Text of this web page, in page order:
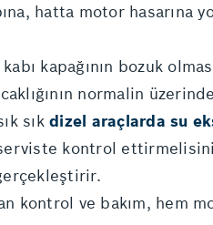
hatta motor hasarına
kapağının bozuk
normalin
sık dizel araçlarda su
kontrol
kontrol ve bakım, hem